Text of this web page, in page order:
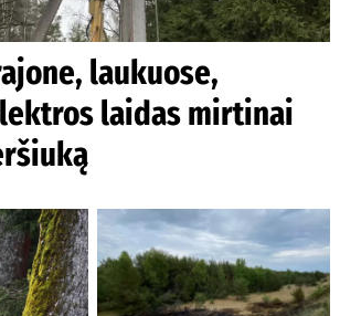
laukuose,
laidas mirtinai